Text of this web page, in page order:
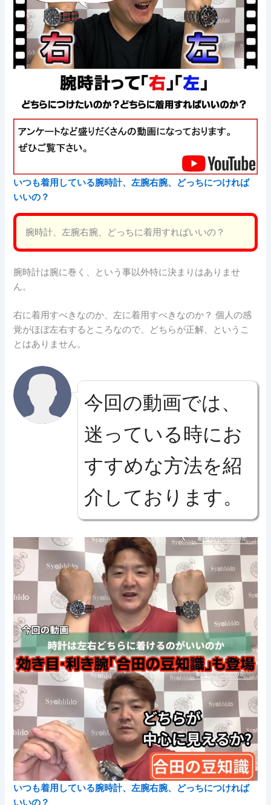
いつも着用している腕時計、左腕右腕、どっちにつければ
いいの？
腕時計、左腕右腕、どっちに着用すればいいの？
腕時計は腕に巻く、という事以外特に決まりはありませ
ん。
右に着用すべきなのか、左に着用すべきなのか？ 個人の感
覚がほぼ左右するところなので、どちらが正解、というこ
とはありません。
今回の動画では、
迷っている時にお
すすめな方法を紹
介しております。
いつも着用している腕時計、左腕右腕、どっちにつければ
いいの？